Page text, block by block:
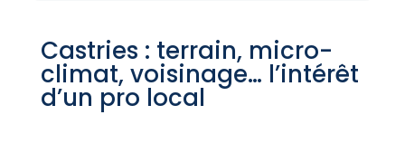
Castries : terrain, micro-
climat, voisinage… l’intérêt
d’un pro local